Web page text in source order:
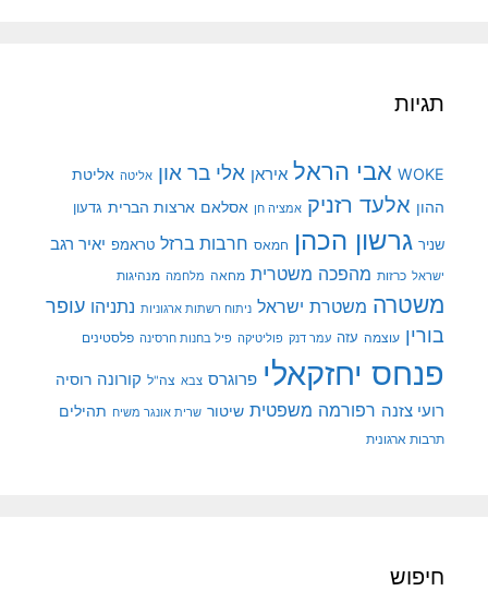
תגיות
WOKE אבי הראל איראן אלי בר און אליטה אליטת
ההון אלעד רזניק אמציה חן אסלאם ארצות הברית גדעון
שניר גרשון הכהן חמאס חרבות ברזל טראמפ יאיר רגב
ישראל כרזות מהפכה משטרית מחאה מלחמה מנהיגות
משטרה משטרת ישראל ניתוח רשתות ארגוניות נתניהו עופר
בורין עוצמה עזה עמר דנק פוליטיקה פיל בחנות חרסינה פלסטינים
פנחס יחזקאלי פרוגרס צבא צה"ל קורונה רוסיה
רועי צזנה רפורמה משפטית שיטור שרית אונגר משיח תהילים
תרבות ארגונית
חיפוש